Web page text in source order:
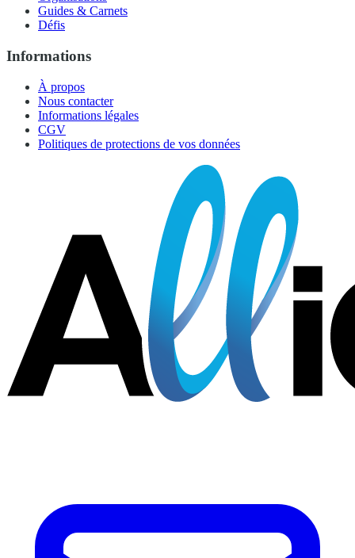
Guides & Carnets
Défis
Informations
À propos
Nous contacter
Informations légales
CGV
Politiques de protections de vos données